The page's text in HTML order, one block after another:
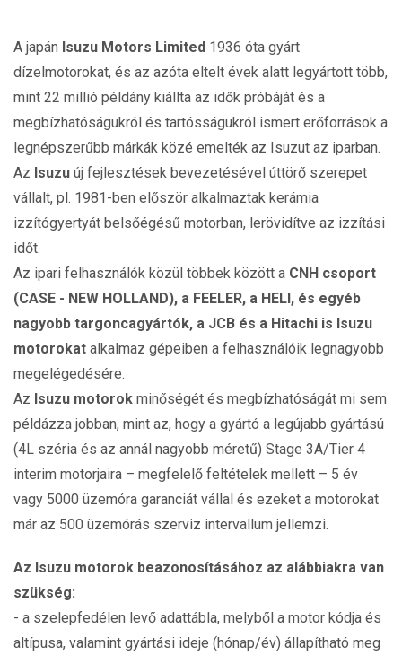
A japán Isuzu Motors Limited 1936 óta gyárt
dízelmotorokat, és az azóta eltelt évek alatt legyártott több,
mint 22 millió példány kiállta az idők próbáját és a
megbízhatóságukról és tartósságukról ismert erőforrások a
legnépszerűbb márkák közé emelték az Isuzut az iparban.
Az Isuzu új fejlesztések bevezetésével úttörő szerepet
vállalt, pl. 1981-ben először alkalmaztak kerámia
izzítógyertyát belsőégésű motorban, lerövidítve az izzítási
időt.
Az ipari felhasználók közül többek között a CNH csoport
(CASE - NEW HOLLAND), a FEELER, a HELI, és egyéb
nagyobb targoncagyártók, a JCB és a Hitachi is Isuzu
motorokat alkalmaz gépeiben a felhasználóik legnagyobb
megelégedésére.
Az Isuzu motorok minőségét és megbízhatóságát mi sem
példázza jobban, mint az, hogy a gyártó a legújabb gyártású
(4L széria és az annál nagyobb méretű) Stage 3A/Tier 4
interim motorjaira – megfelelő feltételek mellett – 5 év
vagy 5000 üzemóra garanciát vállal és ezeket a motorokat
már az 500 üzemórás szerviz intervallum jellemzi.
Az Isuzu motorok beazonosításához az alábbiakra van
szükség:
- a szelepfedélen levő adattábla, melyből a motor kódja és
altípusa, valamint gyártási ideje (hónap/év) állapítható meg